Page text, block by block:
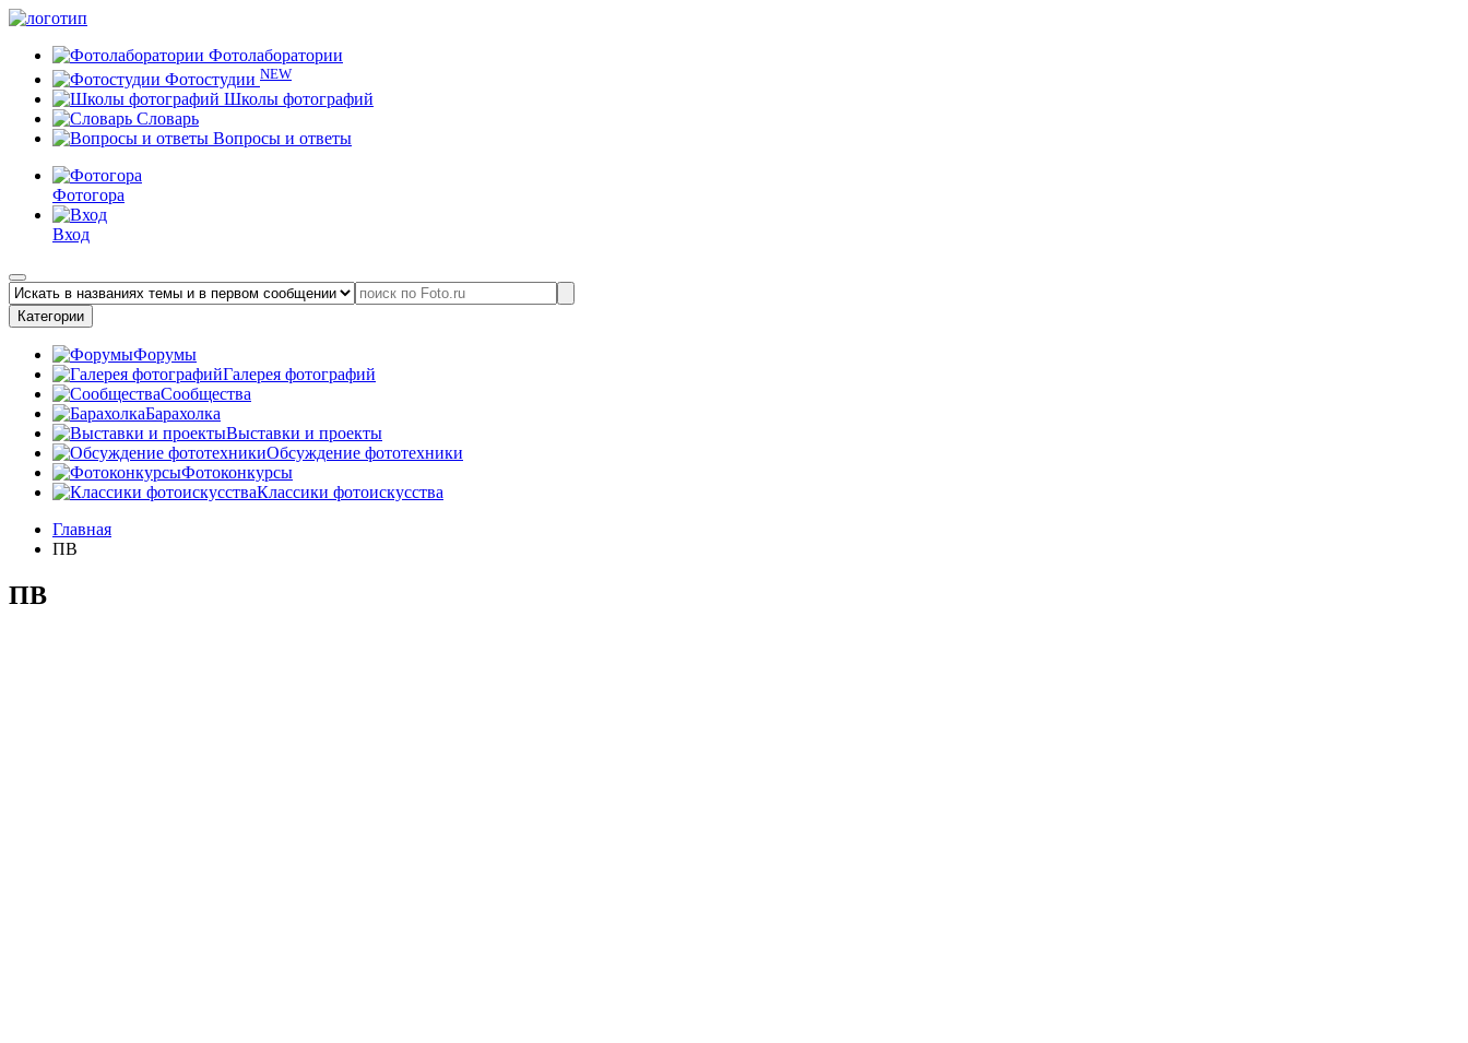
Фотолаборатории
Фотостудии NEW
Школы фотографий
Словарь
Вопросы и ответы
Фотогора
Вход
Категории
Форумы
Галерея фотографий
Сообщества
Барахолка
Выставки и проекты
Обсуждение фототехники
Фотоконкурсы
Классики фотоискусства
Главная
ПВ
ПВ